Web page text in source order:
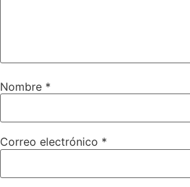
Nombre *
Correo electrónico *